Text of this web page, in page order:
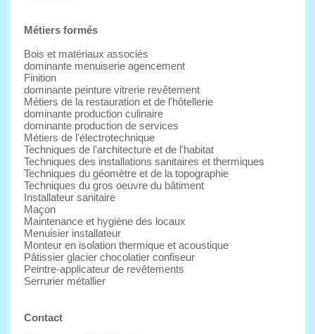
Métiers formés
Bois et matériaux associés
dominante menuiserie agencement
Finition
dominante peinture vitrerie revêtement
Métiers de la restauration et de l'hôtellerie
dominante production culinaire
dominante production de services
Métiers de l'électrotechnique
Techniques de l'architecture et de l'habitat
Techniques des installations sanitaires et thermiques
Techniques du géomètre et de la topographie
Techniques du gros oeuvre du bâtiment
Installateur sanitaire
Maçon
Maintenance et hygiène des locaux
Menuisier installateur
Monteur en isolation thermique et acoustique
Pâtissier glacier chocolatier confiseur
Peintre-applicateur de revêtements
Serrurier métallier
Contact